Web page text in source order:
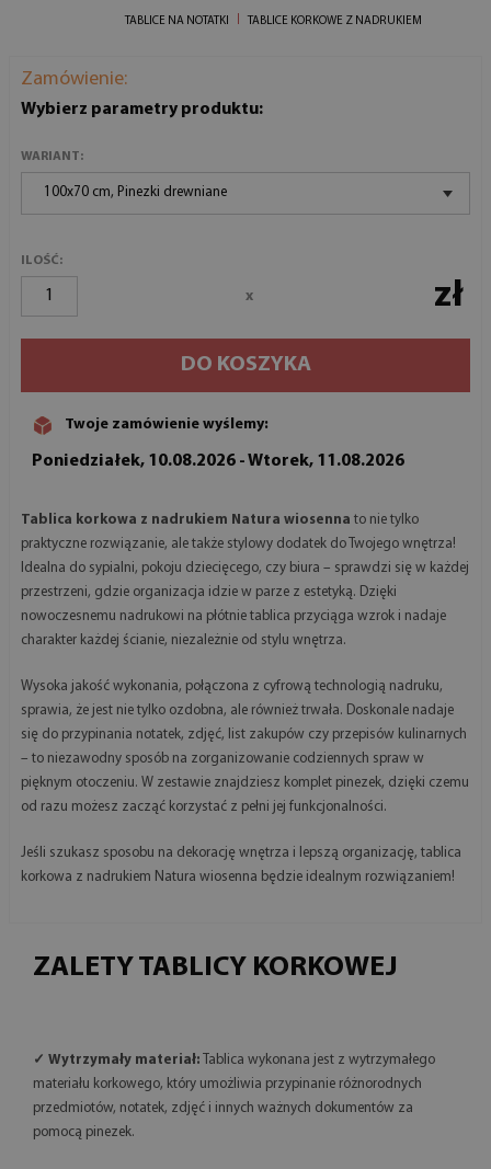
TABLICE NA NOTATKI TABLICE KORKOWE Z NADRUKIEM
Zamówienie:
Wybierz parametry produktu:
WARIANT:
100x70 cm, Pinezki drewniane
ILOŚĆ:
x zł
DO KOSZYKA
Twoje zamówienie wyślemy:
Poniedziałek, 10.08.2026 - Wtorek, 11.08.2026
Tablica korkowa z nadrukiem Natura wiosenna to nie tylko
praktyczne rozwiązanie, ale także stylowy dodatek do Twojego wnętrza!
Idealna do sypialni, pokoju dziecięcego, czy biura – sprawdzi się w każdej
przestrzeni, gdzie organizacja idzie w parze z estetyką. Dzięki
nowoczesnemu nadrukowi na płótnie tablica przyciąga wzrok i nadaje
charakter każdej ścianie, niezależnie od stylu wnętrza.
Wysoka jakość wykonania, połączona z cyfrową technologią nadruku,
sprawia, że jest nie tylko ozdobna, ale również trwała. Doskonale nadaje
się do przypinania notatek, zdjęć, list zakupów czy przepisów kulinarnych
– to niezawodny sposób na zorganizowanie codziennych spraw w
pięknym otoczeniu. W zestawie znajdziesz komplet pinezek, dzięki czemu
od razu możesz zacząć korzystać z pełni jej funkcjonalności.
Jeśli szukasz sposobu na dekorację wnętrza i lepszą organizację, tablica
korkowa z nadrukiem Natura wiosenna będzie idealnym rozwiązaniem!
ZALETY TABLICY KORKOWEJ
✓ Wytrzymały materiał: Tablica wykonana jest z wytrzymałego
materiału korkowego, który umożliwia przypinanie różnorodnych
przedmiotów, notatek, zdjęć i innych ważnych dokumentów za
pomocą pinezek.